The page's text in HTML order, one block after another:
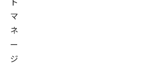
マ
ネ
ー
ジ